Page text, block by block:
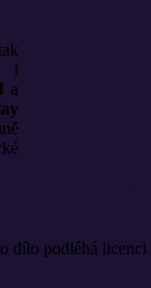
i
a
dílo podléhá licenci